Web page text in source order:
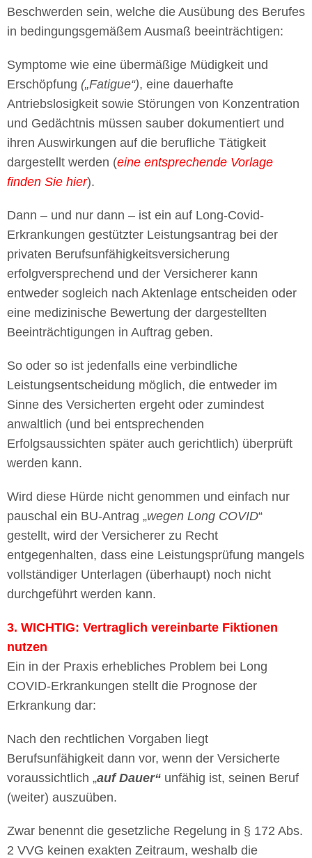
Beschwerden sein, welche die Ausübung des Berufes
in bedingungsgemäßem Ausmaß beeinträchtigen:
Symptome wie eine übermäßige Müdigkeit und
Erschöpfung („Fatigue“), eine dauerhafte
Antriebslosigkeit sowie Störungen von Konzentration
und Gedächtnis müssen sauber dokumentiert und
ihren Auswirkungen auf die berufliche Tätigkeit
dargestellt werden (eine entsprechende Vorlage
finden Sie hier).
Dann – und nur dann – ist ein auf Long-Covid-
Erkrankungen gestützter Leistungsantrag bei der
privaten Berufsunfähigkeitsversicherung
erfolgversprechend und der Versicherer kann
entweder sogleich nach Aktenlage entscheiden oder
eine medizinische Bewertung der dargestellten
Beeinträchtigungen in Auftrag geben.
So oder so ist jedenfalls eine verbindliche
Leistungsentscheidung möglich, die entweder im
Sinne des Versicherten ergeht oder zumindest
anwaltlich (und bei entsprechenden
Erfolgsaussichten später auch gerichtlich) überprüft
werden kann.
Wird diese Hürde nicht genommen und einfach nur
pauschal ein BU-Antrag „wegen Long COVID“
gestellt, wird der Versicherer zu Recht
entgegenhalten, dass eine Leistungsprüfung mangels
vollständiger Unterlagen (überhaupt) noch nicht
durchgeführt werden kann.
3. WICHTIG: Vertraglich vereinbarte Fiktionen
nutzen
Ein in der Praxis erhebliches Problem bei Long
COVID-Erkrankungen stellt die Prognose der
Erkrankung dar:
Nach den rechtlichen Vorgaben liegt
Berufsunfähigkeit dann vor, wenn der Versicherte
voraussichtlich „auf Dauer“ unfähig ist, seinen Beruf
(weiter) auszuüben.
Zwar benennt die gesetzliche Regelung in § 172 Abs.
2 VVG keinen exakten Zeitraum, weshalb die